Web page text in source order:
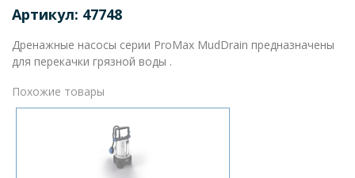
Артикул: 47748
Дренажные насосы серии ProMax MudDrain предназначены
для перекачки грязной воды .
Похожие товары